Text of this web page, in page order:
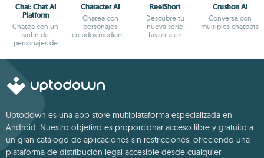
Chai: Chat AI
Platform
Chatea con un
sinfín de
personajes de
Character AI
Chatea con
personajes
creados mediante
ReelShort
Descubre tu
nueva serie
favorita en
Crushon AI
Conversa con
múltiples chatbots
Uptodown es una app store multiplataforma especializada en
Android. Nuestro objetivo es proporcionar acceso libre y gratuito a
un gran catálogo de aplicaciones sin restricciones, ofreciendo una
plataforma de distribución legal accesible desde cualquier